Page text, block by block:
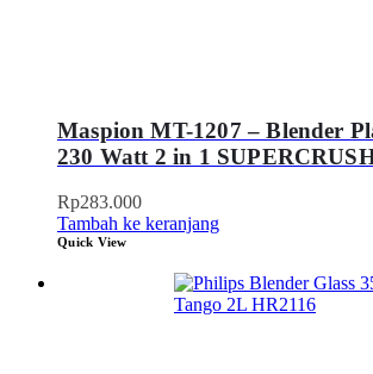
Maspion MT-1207 – Blender
230 Watt 2 in 1
Rp283.000
Tambah ke keranjang
Quick View